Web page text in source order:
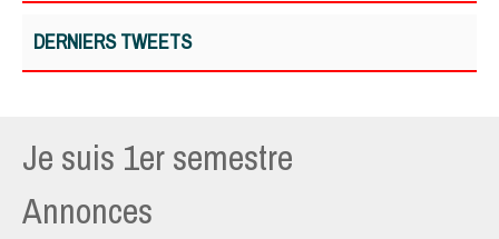
DERNIERS TWEETS
Je suis 1er semestre
Annonces